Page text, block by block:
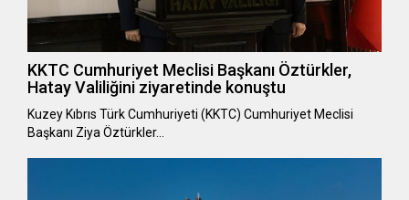
KKTC Cumhuriyet Meclisi Başkanı Öztürkler,
Hatay Valiliğini ziyaretinde konuştu
Kuzey Kıbrıs Türk Cumhuriyeti (KKTC) Cumhuriyet Meclisi
Başkanı Ziya Öztürkler…